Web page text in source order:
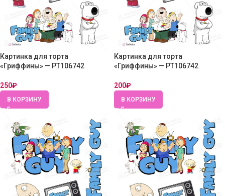
Картинка для торта
«Гриффины» — PT106742
250₽
В КОРЗИНУ
Картинка для торта
«Гриффины» — PT106742
200₽
В КОРЗИНУ